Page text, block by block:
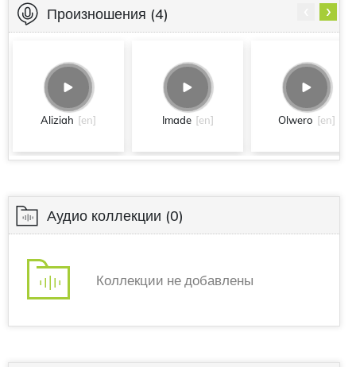
Произношения (4)
Aliziah [en] Imade [en] Olwero [en]
›
Аудио коллекции (0)
Коллекции не добавлены